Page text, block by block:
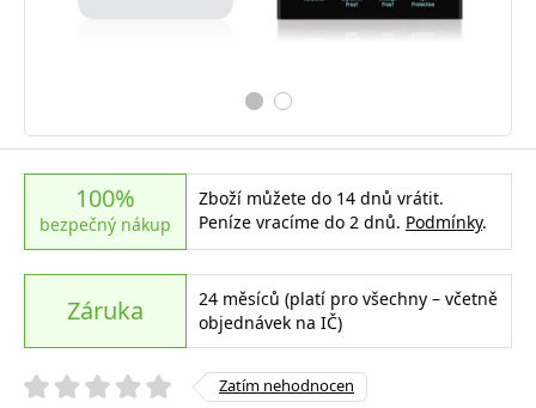
100%
bezpečný nákup
Zboží můžete do 14 dnů vrátit.
Peníze vracíme do 2 dnů. Podmínky.
Záruka
24 měsíců (platí pro všechny – včetně
objednávek na IČ)
Zatím nehodnocen